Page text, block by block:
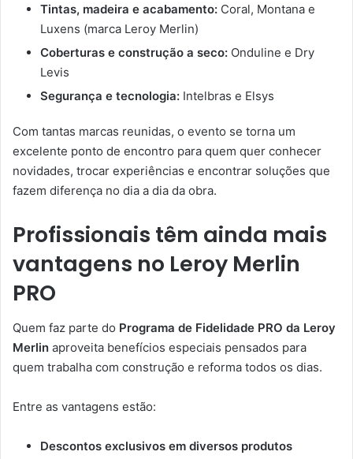
Tintas, madeira e acabamento: Coral, Montana e
Luxens (marca Leroy Merlin)
Coberturas e construção a seco: Onduline e Dry
Levis
Segurança e tecnologia: Intelbras e Elsys
Com tantas marcas reunidas, o evento se torna um
excelente ponto de encontro para quem quer conhecer
novidades, trocar experiências e encontrar soluções que
fazem diferença no dia a dia da obra.
Profissionais têm ainda mais
vantagens no Leroy Merlin
PRO
Quem faz parte do Programa de Fidelidade PRO da Leroy
Merlin aproveita benefícios especiais pensados para
quem trabalha com construção e reforma todos os dias.
Entre as vantagens estão:
Descontos exclusivos em diversos produtos